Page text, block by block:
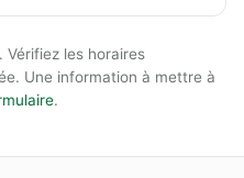
les horaires
Une information à mettre à
.